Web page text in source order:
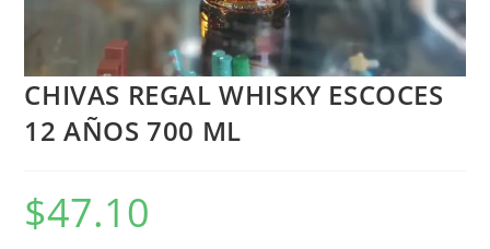
CHIVAS REGAL WHISKY ESCOCES
12 AÑOS 700 ML
$47.10